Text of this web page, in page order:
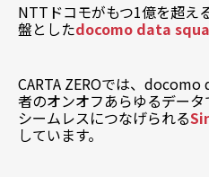
NTTドコモがもつ1億を超え
盤としたdocomo data
CARTA ZEROでは、docomo
者のオンオフあらゆるデータ
シームレスにつなげられる
しています。